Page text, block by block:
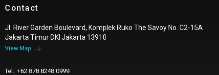
Contact
Jl. River Garden Boulevard, Komplek Ruko The Savoy No. C2-15A
Jakarta Timur DKI Jakarta 13910
View Map
Tel.: +62 878 8248 0999